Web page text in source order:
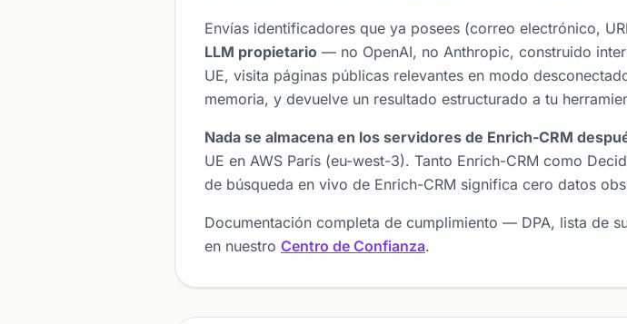
Envías identificadores que ya posees (correo electrónico,
LLM propietario — no OpenAI, no Anthropic, construido
UE, visita páginas públicas relevantes en modo
memoria, y devuelve un resultado estructurado a tu
Nada se almacena en los servidores de Enrich-CRM
UE en AWS París (eu-west-3). Tanto Enrich-CRM como
de búsqueda en vivo de Enrich-CRM significa cero datos
Documentación completa de cumplimiento — DPA, lista de
en nuestro Centro de Confianza.